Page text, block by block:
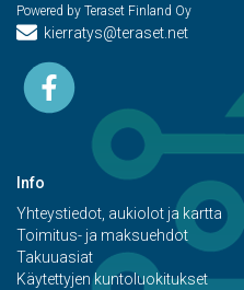
Powered by Teraset Finland Oy
kierratys@teraset.net
Info
Yhteystiedot, aukiolot ja kartta
Toimitus- ja maksuehdot
Takuuasiat
Käytettyjen kuntoluokitukset